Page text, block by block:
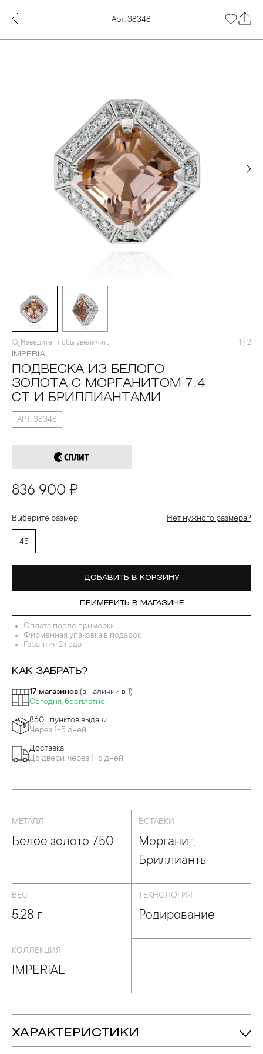
Арт. 38348
Наведите, чтобы увеличить 1 / 2
IMPERIAL
ПОДВЕСКА ИЗ БЕЛОГО
ЗОЛОТА С МОРГАНИТОМ 7.4
CT И БРИЛЛИАНТАМИ
АРТ. 38348
836 900 ₽
Выберите размер: Нет нужного размера?
45
ДОБАВИТЬ В КОРЗИНУ
ПРИМЕРИТЬ В МАГАЗИНЕ
Оплата после примерки
Фирменная упаковка в подарок
Гарантия 2 года
КАК ЗАБРАТЬ?
17 магазинов (в наличии в 1)
Сегодня, бесплатно
860+ пунктов выдачи
Через 1-5 дней
Доставка
До двери, через 1-5 дней
МЕТАЛЛ
Белое золото 750
ВСТАВКИ
Морганит,
Бриллианты
ВЕС
5.28 г
ТЕХНОЛОГИЯ
Родирование
КОЛЛЕКЦИЯ
IMPERIAL
ХАРАКТЕРИСТИКИ